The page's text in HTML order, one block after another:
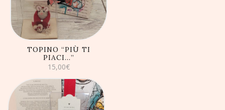
TOPINO “PIÙ TI
PIACI…”
15,00€